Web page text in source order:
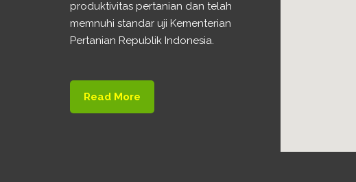
produktivitas pertanian dan telah
memnuhi standar uji Kementerian
Pertanian Republik Indonesia.
Read More